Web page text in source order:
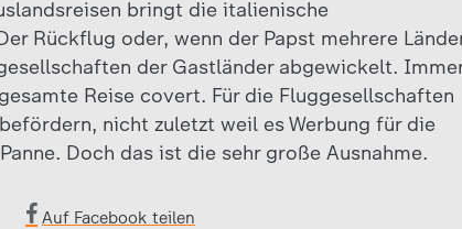
bringt die italienische
Rückflug oder, wenn der Papst mehrere
der Gastländer abgewickelt.
Reise covert. Für die Fluggesellschaften
nicht zuletzt weil es Werbung für die
Doch das ist die sehr große Ausnahme.
Auf Facebook teilen